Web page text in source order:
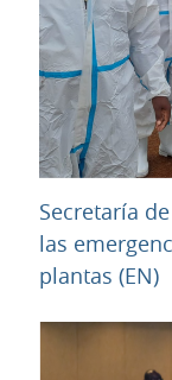
Secretaría
las
plantas (EN)